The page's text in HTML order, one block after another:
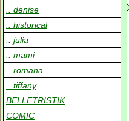
.. denise
.. historical
.. julia
.. mami
.. romana
.. tiffany
BELLETRISTIK
COMIC